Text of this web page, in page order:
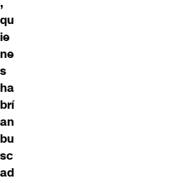
qu
ie
ne
s
ha
brí
an
bu
sc
ad